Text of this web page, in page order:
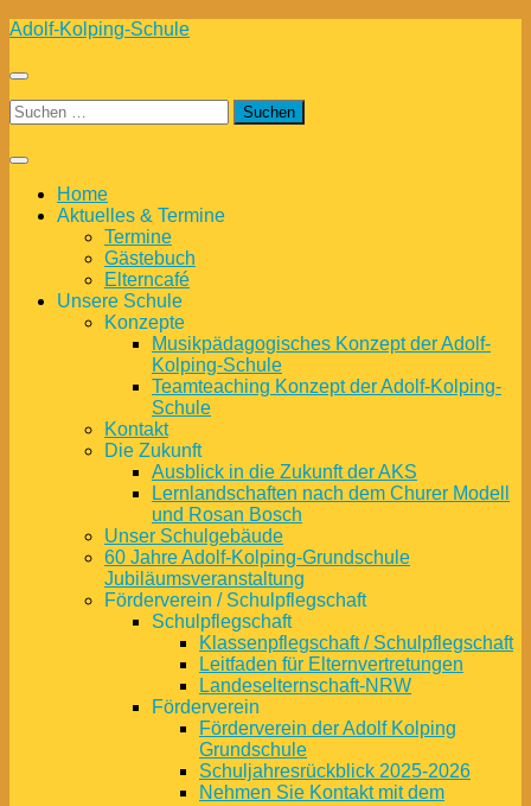
Zum
springen
Adolf-Kolping-Schule
Suchen
nach:
Home
Aktuelles & Termine
Termine
Gästebuch
Elterncafé
Unsere Schule
Konzepte
Musikpädagogisches Konzept der Adolf-
Kolping-Schule
Teamteaching Konzept der Adolf-Kolping-
Schule
Kontakt
Die Zukunft
Ausblick in die Zukunft der AKS
Lernlandschaften nach dem Churer Modell
und Rosan Bosch
Unser Schulgebäude
60 Jahre Adolf-Kolping-Grundschule
Jubiläumsveranstaltung
Förderverein / Schulpflegschaft
Schulpflegschaft
Klassenpflegschaft / Schulpflegschaft
Leitfaden für Elternvertretungen
Landeselternschaft-NRW
Förderverein
Förderverein der Adolf Kolping
Grundschule
Schuljahresrückblick 2025-2026
Nehmen Sie Kontakt mit dem